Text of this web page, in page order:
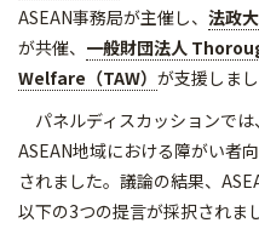
ASEAN事務局が主催し、 法政
が共催、 一般財団法人
Welfare （TAW） が支援しまし
パネルディスカッションで
ASEAN地域における障がい者
されました。議論の結果、
以下の3つの提言が採択されま